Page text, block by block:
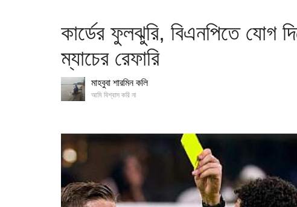
কার্ডের ফুলঝুরি, বিএনপিতে যোগ
ম্যাচের রেফারি
মাহবুবা শারমিন কলি
আমি বিশ্বাস করি না